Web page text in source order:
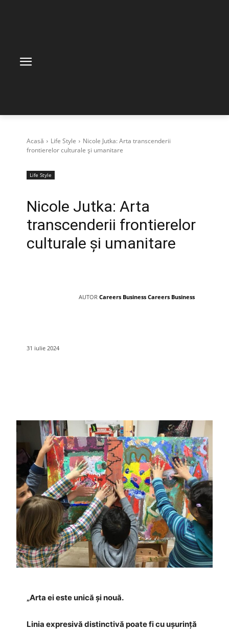
Acasă Life Style
Nicole Jutka: Arta transcenderii
frontierelor culturale și umanitare
Life Style
Nicole Jutka: Arta
transcenderii frontierelor
culturale și umanitare
AUTOR Careers Business Careers Business
31 iulie 2024
„Arta ei este unică și nouă.
Linia expresivă distinctivă poate fi cu ușurință